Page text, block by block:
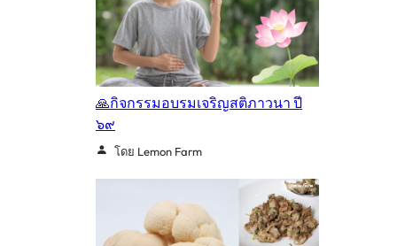
🙏กิจกรรมอบรมเจริญสติภาวนา ปี
๖๙
โดย Lemon Farm